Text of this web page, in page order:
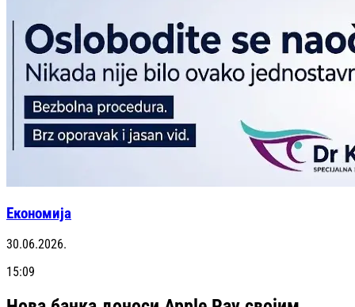
Економија
30.06.2026.
15:09